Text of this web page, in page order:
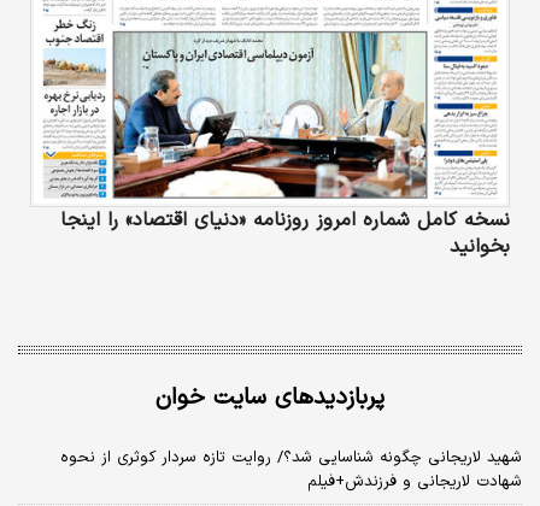
نسخه کامل شماره امروز روزنامه «دنیای‌ اقتصاد» را اینجا
بخوانید
پربازدیدهای سایت خوان
شهید لاریجانی چگونه شناسایی شد؟/ روایت تازه سردار کوثری از نحوه
شهادت لاریجانی و فرزندش+فیلم